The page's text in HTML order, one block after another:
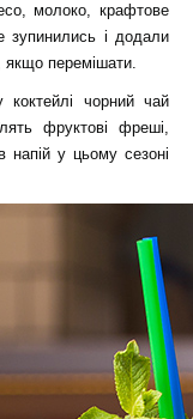
молоко, крафтове
зупинились і додали
якщо перемішати.
чорний чай
фруктові фреші,
напій у цьому сезоні